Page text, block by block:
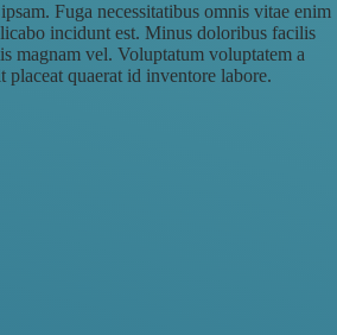
Fuga necessitatibus omnis vitae enim
incidunt est. Minus doloribus facilis
magnam vel. Voluptatum voluptatem a
quaerat id inventore labore.